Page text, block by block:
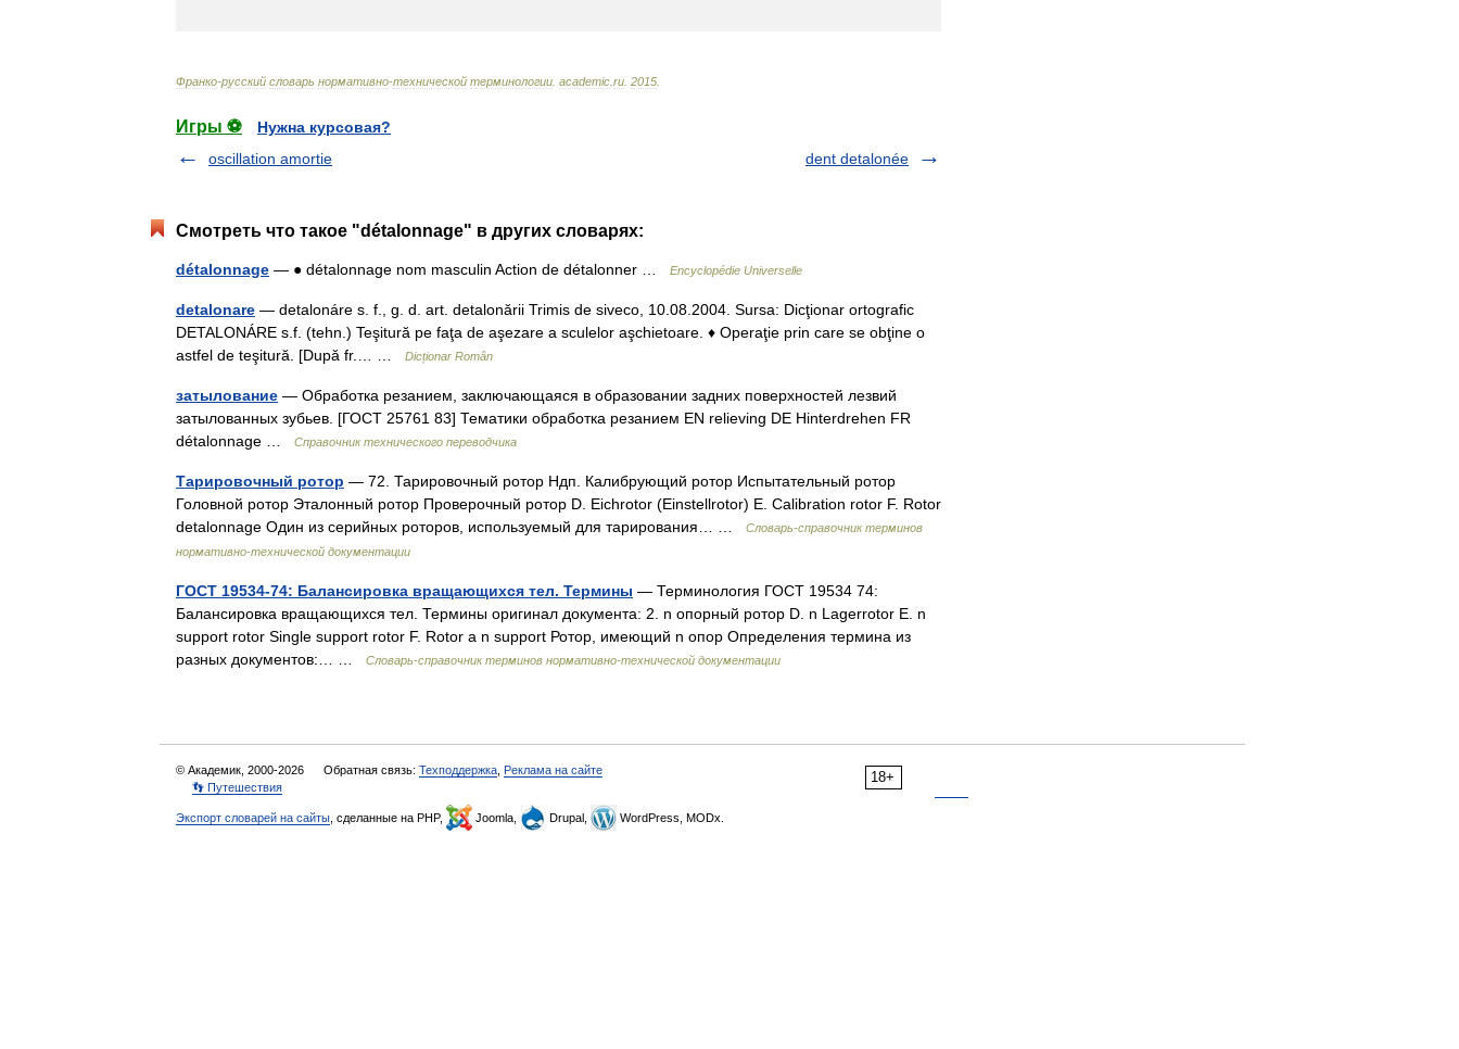
Франко-русский словарь нормативно-технической терминологии academic ru 2015
Игры ⚽
Нужна курсовая?
oscillation amortie
dent detalonée
Смотреть что такое "détalonnage" в других словарях:
détalonnage — ● détalonnage nom masculin Action de détalonner … Encyclopédie Universelle
detalonare — detalonáre s. f., g. d. art. detalonării Trimis de siveco, 10.08.2004. Sursa: Dicţionar ortografic
DETALONÁRE s.f. (tehn.) Teşitură pe faţa de aşezare a sculelor aşchietoare. ♦ Operaţie prin care se obţine o
astfel de teşitură. [După fr.… …
Dicționar Român
затылование — Обработка резанием, заключающаяся в образовании задних поверхностей лезвий
затылованных зубьев. [ГОСТ 25761 83] Тематики обработка резанием EN relieving DE Hinterdrehen FR
détalonnage …
Справочник технического переводчика
Тарировочный ротор — 72. Тарировочный ротор Ндп. Калибрующий ротор Испытательный ротор
Головной ротор Эталонный ротор Проверочный ротор D. Eichrotor (Einstellrotor) E. Calibration rotor F. Rotor
detalonnage Один из серийных роторов, используемый для тарирования… …
Словарь-справочник терминов
нормативно-технической документации
ГОСТ 19534-74: Балансировка вращающихся тел. Термины — Терминология ГОСТ 19534 74:
Балансировка вращающихся тел. Термины оригинал документа: 2. n опорный ротор D. n Lagerrotor Е. n
support rotor Single support rotor F. Rotor a n support Ротор, имеющий n опор Определения термина из
разных документов:… …
Словарь-справочник терминов нормативно-технической документации
18+
© Академик, 2000-2026 Обратная связь: Техподдержка Реклама на сайте
👣 Путешествия
Экспорт словарей на сайты , сделанные на PHP, Joomla, Drupal, WordPress, MODx.